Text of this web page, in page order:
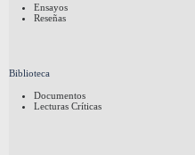
Ensayos
Reseñas
Biblioteca
Documentos
Lecturas Críticas